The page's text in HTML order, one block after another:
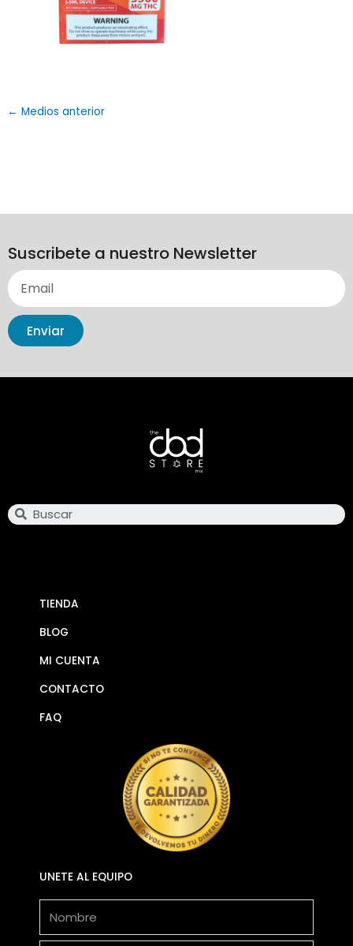
← Medios anterior
Suscribete a nuestro Newsletter
Enviar
TIENDA
BLOG
MI CUENTA
CONTACTO
FAQ
UNETE AL EQUIPO